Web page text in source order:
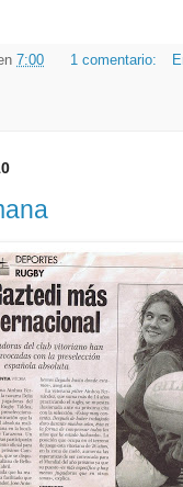
7:00 1 comentario: